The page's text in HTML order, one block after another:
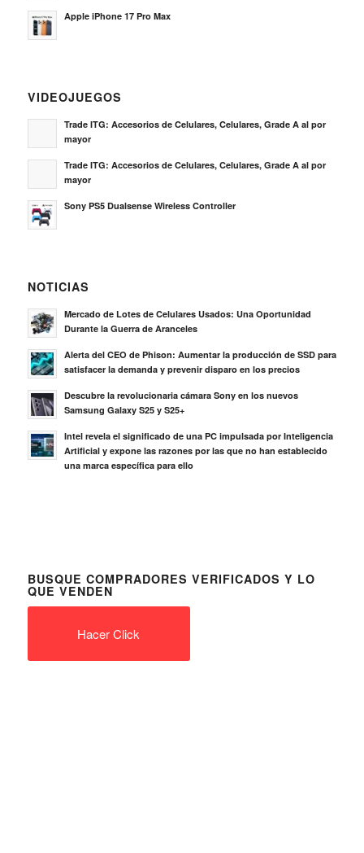
Apple iPhone 17 Pro Max
VIDEOJUEGOS
Trade ITG: Accesorios de Celulares, Celulares, Grade A al por
mayor
Trade ITG: Accesorios de Celulares, Celulares, Grade A al por
mayor
Sony PS5 Dualsense Wireless Controller
NOTICIAS
Mercado de Lotes de Celulares Usados: Una Oportunidad
Durante la Guerra de Aranceles
Alerta del CEO de Phison: Aumentar la producción de SSD para
satisfacer la demanda y prevenir disparo en los precios
Descubre la revolucionaria cámara Sony en los nuevos
Samsung Galaxy S25 y S25+
Intel revela el significado de una PC impulsada por Inteligencia
Artificial y expone las razones por las que no han establecido
una marca específica para ello
BUSQUE COMPRADORES VERIFICADOS Y LO
QUE VENDEN
Hacer Click